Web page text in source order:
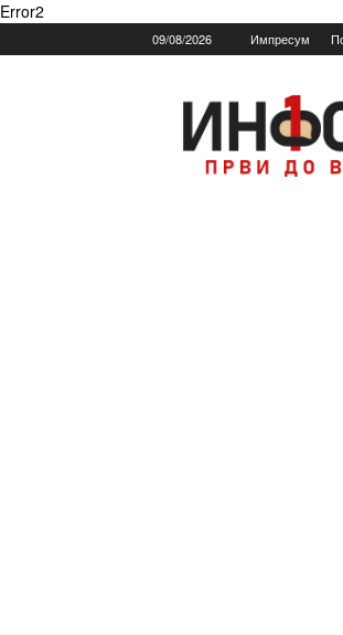
Error2
09/08/2026 Импресум